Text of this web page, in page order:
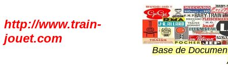
http://www.train-
jouet.com
Base de